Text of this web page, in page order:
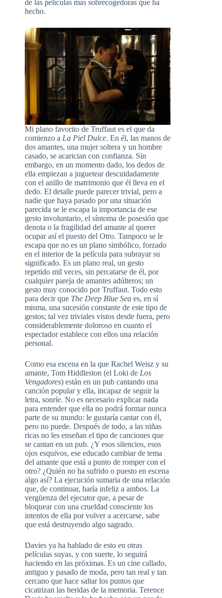
de las películas más sobrecogedoras que ha
hecho.
Mi plano favorito de Truffaut es el que da
comienzo a La Piel Dulce. En él, las manos de
dos amantes, una mujer soltera y un hombre
casado, se acarician con confianza. Sin
embargo, en un momento dado, los dedos de
ella empiezan a juguetear descuidadamente
con el anillo de matrimonio que él lleva en el
dedo. El detalle puede parecer trivial, pero a
nadie que haya pasado por una situación
parecida se le escapa la importancia de ese
gesto involuntario, el síntoma de posesión que
denota o la fragilidad del amante al querer
ocupar así el puesto del Otro. Tampoco se le
escapa que no es un plano simbólico, forzado
en el interior de la película para subrayar su
significado. Es un plano real, un gesto
repetido mil veces, sin percatarse de él, por
cualquier pareja de amantes adúlteros; un
gesto muy conocido por Truffaut. Todo esto
para decir que The Deep Blue Sea es, en sí
misma, una sucesión constante de este tipo de
gestos; tal vez triviales vistos desde fuera, pero
considerablemente doloroso en cuanto el
espectador establece con ellos una relación
personal.
Como esa escena en la que Rachel Weisz y su
amante, Tom Hiddleston (el Loki de Los
Vengadores) están en un pub cantando una
canción popular y ella, incapaz de seguir la
letra, sonríe. No es necesario explicar nada
para entender que ella no podrá formar nunca
parte de su mundo: le gustaría cantar con él,
pero no puede. Después de todo, a las niñas
ricas no les enseñan el tipo de canciones que
se cantan en un pub. ¿Y esos silencios, esos
ojos esquivos, ese educado cambiar de tema
del amante que está a punto de romper con el
otro? ¿Quién no ha sufrido o puesto en escena
algo así? La ejecución sumaria de una relación
que, de continuar, haría infeliz a ambos. La
vergüenza del ejecutor que, a pesar de
bloquear con una crueldad consciente los
intentos de ella por volver a acercarse, sabe
que está destruyendo algo sagrado.
Davies ya ha hablado de esto en otras
películas suyas, y con suerte, lo seguirá
haciendo en las próximas. Es un cine callado,
antiguo y pasado de moda, pero tan real y tan
cercano que hace saltar los puntos que
cicatrizan las heridas de la memoria. Terence